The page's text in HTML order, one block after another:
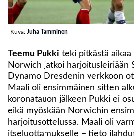
Kuva: Juha Tamminen
Teemu Pukki teki pitkästä aikaa
Norwich jatkoi harjoitusleiriään
Dynamo Dresdenin verkkoon
Maali oli ensimmäinen sitten
koronatauon jälkeen Pukki ei
eikä myöskään Norwichin
harjoitusottelussa. Maali oli
itseluottamukselle – tieto